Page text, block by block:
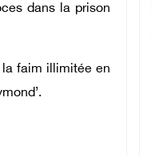
dans la prison
faim illimitée en